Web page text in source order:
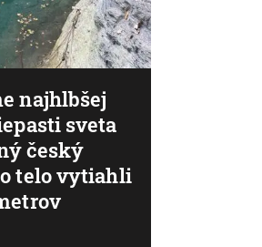
najhlbšej
sveta
český
telo vytiahli